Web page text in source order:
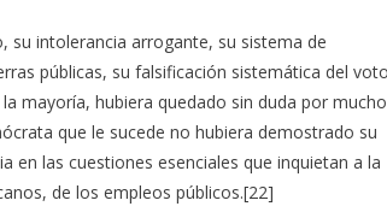
su intolerancia arrogante, su sistema de
públicas, su falsificación sistemática del
mayoría, hubiera quedado sin duda por mucho
que le sucede no hubiera demostrado su
en las cuestiones esenciales que inquietan a la
de los empleos públicos.[22]